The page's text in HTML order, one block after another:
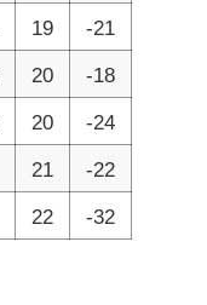
19
-21
20
-18
20
-24
21
-22
22 -32